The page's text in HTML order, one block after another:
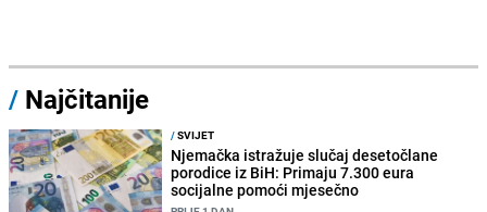
/ Najčitanije
/SVIJET
Njemačka istražuje slučaj desetočlane
porodice iz BiH: Primaju 7.300 eura
socijalne pomoći mjesečno